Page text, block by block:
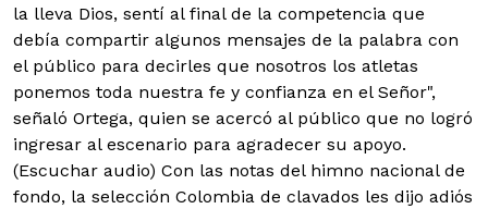
la lleva Dios, sentí al final de la competencia que
debía compartir algunos mensajes de la palabra con
el público para decirles que nosotros los atletas
ponemos toda nuestra fe y confianza en el Señor",
señaló Ortega, quien se acercó al público que no logró
ingresar al escenario para agradecer su apoyo.
(Escuchar audio) Con las notas del himno nacional de
fondo, la selección Colombia de clavados les dijo adiós